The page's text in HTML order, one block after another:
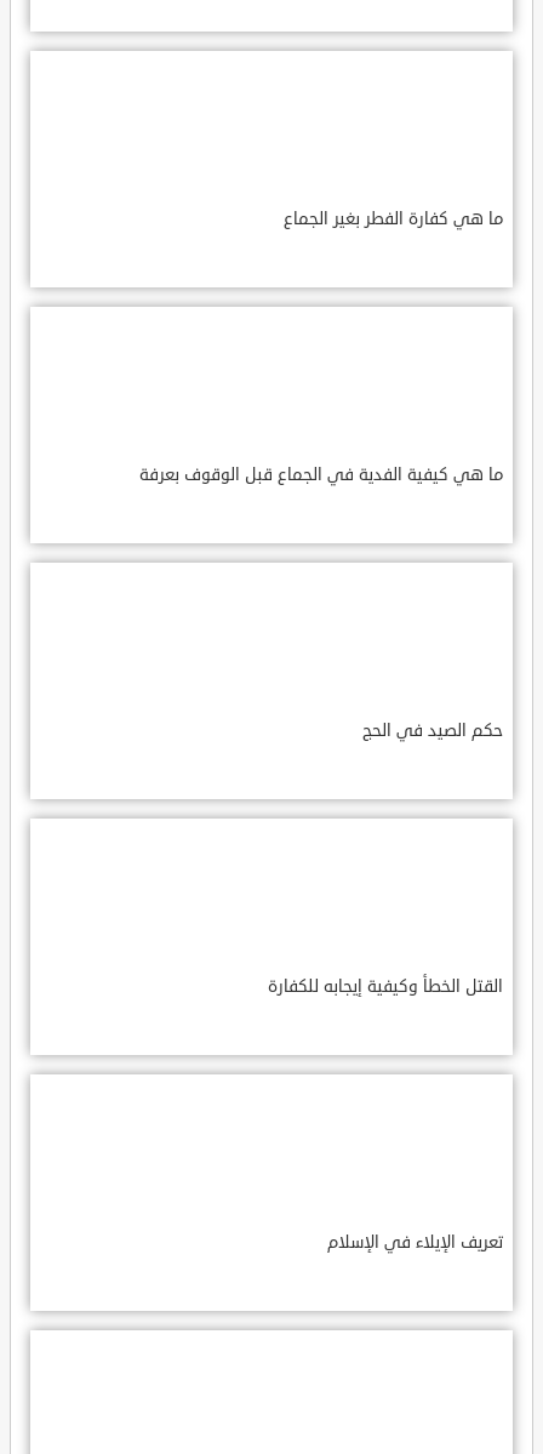
ما هي كفارة الفطر بغير الجماع
ما هي كيفية الفدية في الجماع قبل الوقوف بعرفة
حكم الصيد في الحج
القتل الخطأ وكيفية إيجابه للكفارة
تعريف الإيلاء في الإسلام